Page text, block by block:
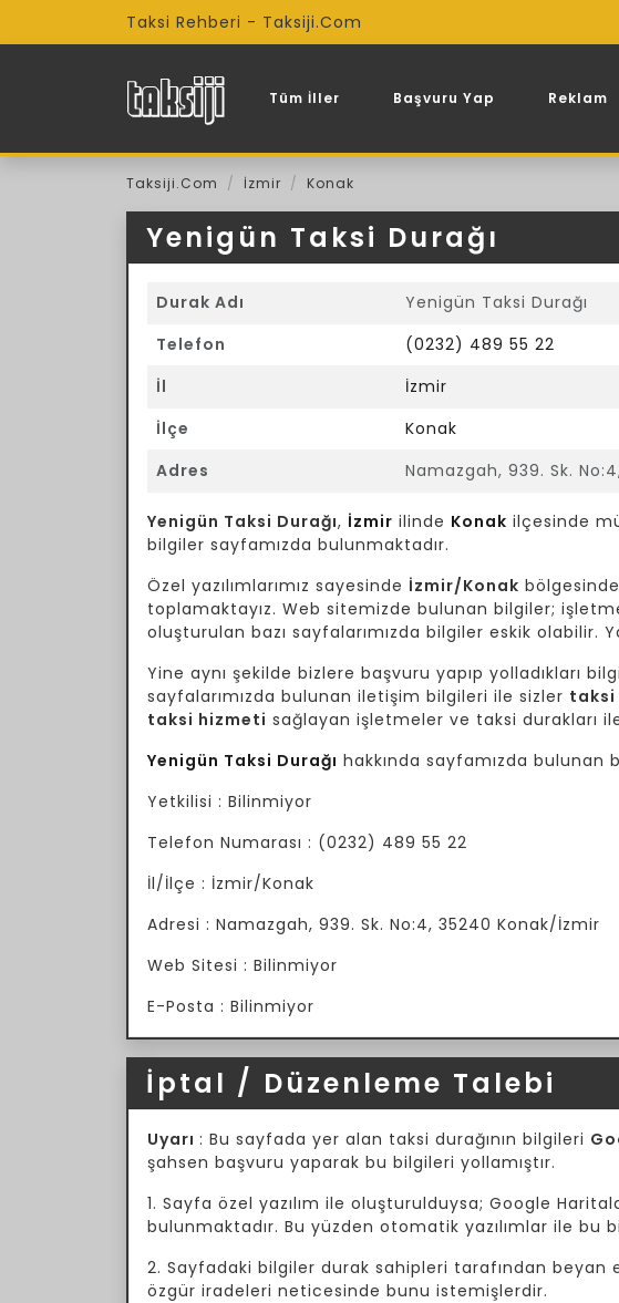
Taksi Rehberi - Taksiji.Com
Tüm İller Başvuru Yap Reklam
Taksiji.Com İzmir Konak
Yenigün Taksi Durağı
Durak Adı
Yenigün Taksi Durağı
Telefon
(0232) 489 55 22
İl
İzmir
İlçe
Konak
Adres
Namazgah, 939. Sk.
Yenigün Taksi Durağı, İzmir ilinde Konak ilçesinde
bilgiler sayfamızda bulunmaktadır.
Özel yazılımlarımız sayesinde İzmir/Konak
toplamaktayız. Web sitemizde bulunan bilgiler;
oluşturulan bazı sayfalarımızda bilgiler eskik olabilir.
Yine aynı şekilde bizlere başvuru yapıp yolladıkları
sayfalarımızda bulunan iletişim bilgileri ile sizler taksi
taksi hizmeti sağlayan işletmeler ve taksi durakları
Yenigün Taksi Durağı hakkında sayfamızda bulunan
Yetkilisi : Bilinmiyor
Telefon Numarası : (0232) 489 55 22
İl/İlçe : İzmir/Konak
Adresi : Namazgah, 939. Sk. No:4, 35240 Konak/İzmir
Web Sitesi : Bilinmiyor
E-Posta : Bilinmiyor
İptal / Düzenleme Talebi
Uyarı : Bu sayfada yer alan taksi durağının bilgileri
şahsen başvuru yaparak bu bilgileri yollamıştır.
1. Sayfa özel yazılım ile oluşturulduysa; Google
bulunmaktadır. Bu yüzden otomatik yazılımlar ile
2. Sayfadaki bilgiler durak sahipleri tarafından beyan
özgür iradeleri neticesinde bunu istemişlerdir.